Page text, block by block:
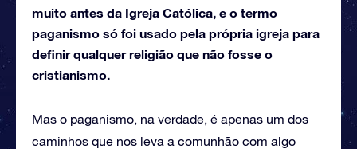
muito antes da Igreja Católica, e o termo
paganismo só foi usado pela própria igreja para
definir qualquer religião que não fosse o
cristianismo.
Mas o paganismo, na verdade, é apenas um dos
caminhos que nos leva a comunhão com algo